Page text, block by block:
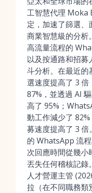
工智慧代理 Moka
定，加速了篩選、
商業智慧級的分析
高流量流程的
以及按通路和招
斗分析。在最近
選速度提高了 3
87%，並透過 AI
高了 95%；
動工作減少了
募速度提高了 3
的 WhatsApp 流
次回應時間從幾
丟失任何稽核記
人才營運主管
拉（在不同職務類